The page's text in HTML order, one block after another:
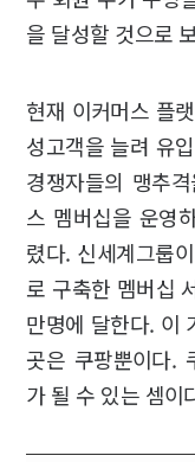
을 달성할 것으로
현재 이커머스 플
성고객을 늘려 유
경쟁자들의 맹추
스 멤버십을 운영
렸다. 신세계그룹
로 구축한 멤버십
만명에 달한다. 이
곳은 쿠팡뿐이다.
가 될 수 있는 셈이